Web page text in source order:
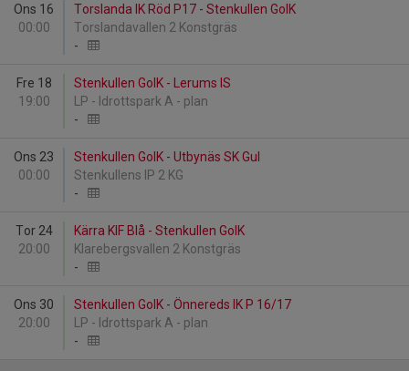
Ons 16
00:00
Torslanda IK Röd P17 - Stenkullen GoIK
Torslandavallen 2 Konstgräs
-
Fre 18
19:00
Stenkullen GoIK - Lerums IS
LP - Idrottspark A - plan
-
Ons 23
00:00
Stenkullen GoIK - Utbynäs SK Gul
Stenkullens IP 2 KG
-
Tor 24
20:00
Kärra KIF Blå - Stenkullen GoIK
Klarebergsvallen 2 Konstgräs
-
Ons 30
20:00
Stenkullen GoIK - Önnereds IK P 16/17
LP - Idrottspark A - plan
-